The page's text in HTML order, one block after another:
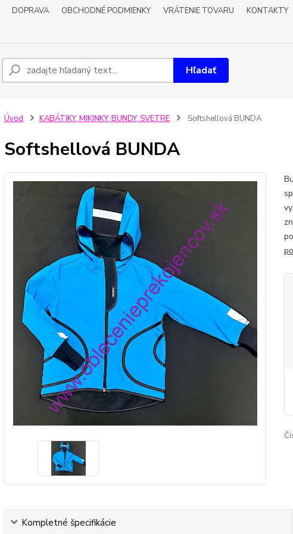
DOPRAVA OBCHODNÉ PODMIENKY VRÁTENIE TOVARU
KONTAKTY
Hľadať
Úvod KABÁTIKY, MIKINKY, BUNDY, SVETRE Softshellová BUNDA
Softshellová BUNDA
Kompletné špecifikácie